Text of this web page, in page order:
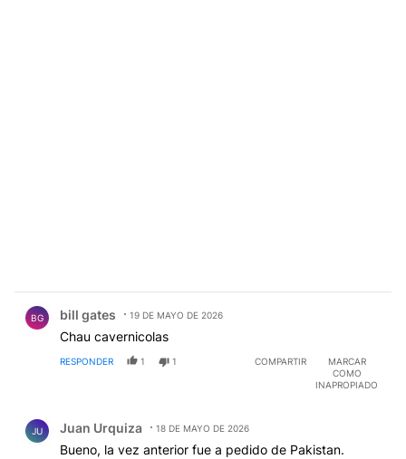
BG bill gates 19 DE MAYO DE 2026
Chau cavernicolas
RESPONDER 1 1 COMPARTIR
MARCAR
COMO
INAPROPIADO
JU Juan Urquiza 18 DE MAYO DE 2026
Bueno, la vez anterior fue a pedido de Pakistan.